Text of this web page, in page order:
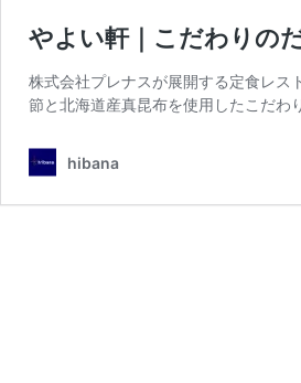
やよい軒｜こだわりの
株式会社プレナスが展開する定食レ
節と北海道産真昆布を使用したこだ
hibana